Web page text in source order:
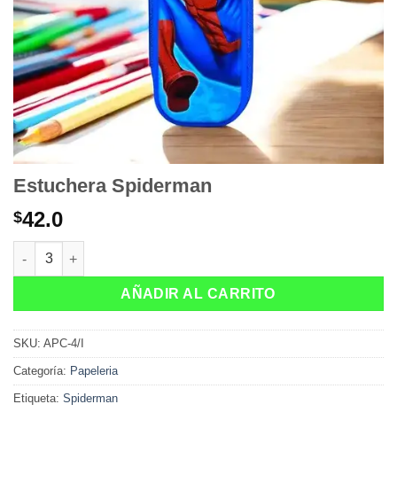
Estuchera Spiderman
$42.0
Estuchera Spiderman cantidad
AÑADIR AL CARRITO
SKU: APC-4/I
Categoría: Papeleria
Etiqueta: Spiderman